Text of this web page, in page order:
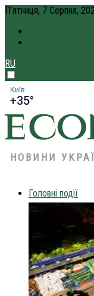
П’ятниця, 7 Серпня,
RU
Київ
+35°
НОВИНИ
Головні події